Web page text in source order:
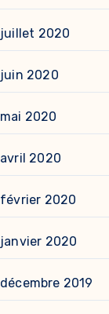
juillet 2020
juin 2020
mai 2020
avril 2020
février 2020
janvier 2020
décembre 2019